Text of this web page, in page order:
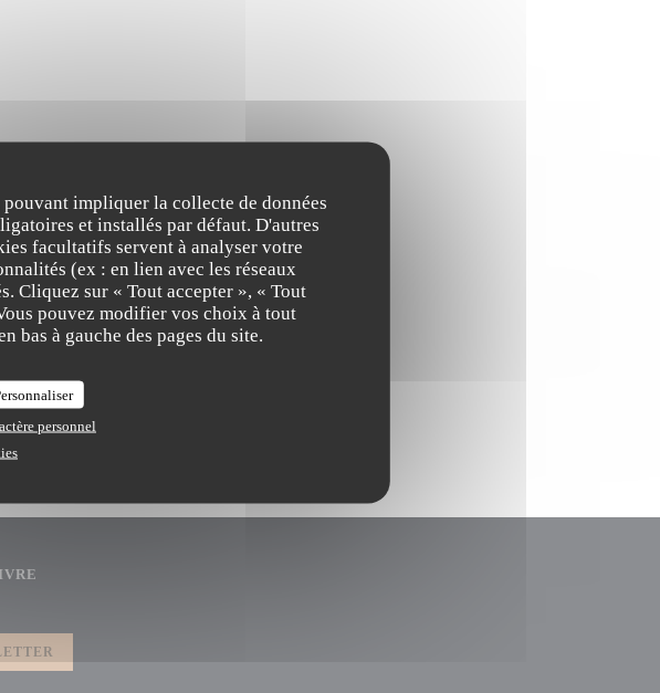
impliquer la collecte de données
et installés par défaut. D'autres
facultatifs servent à analyser votre
(ex : en lien avec les réseaux
Cliquez sur « Tout accepter », « Tout
pouvez modifier vos choix à tout
bas à gauche des pages du site.
personnel
Table de Max"